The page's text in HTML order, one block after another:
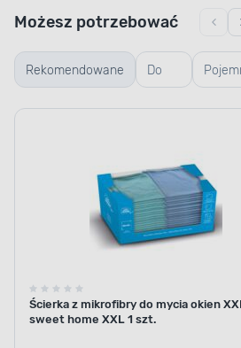
Rekomendowane Do
mycia
Możesz potrzebować
Ścierka z mikrofibry do mycia okien
sweet home XXL 1 szt.